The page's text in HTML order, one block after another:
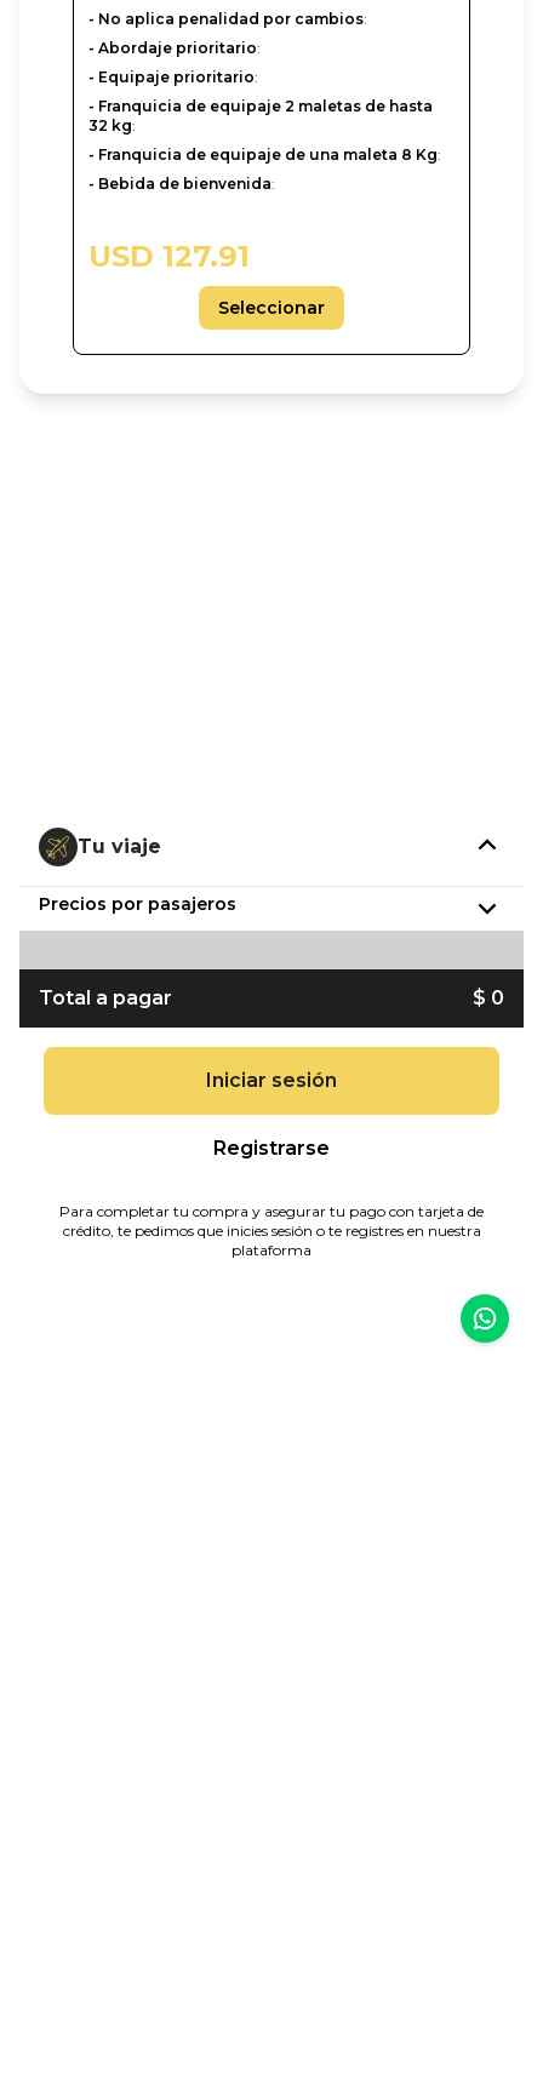
- No aplica penalidad por cambios:
- Abordaje prioritario:
- Equipaje prioritario:
- Franquicia de equipaje 2 maletas de hasta
32 kg:
- Franquicia de equipaje de una maleta 8 Kg:
- Bebida de bienvenida:
USD 127.91
Seleccionar
Tu viaje
Precios por pasajeros
Total a pagar $ 0
Iniciar sesión
Registrarse
Para completar tu compra y asegurar tu pago con tarjeta de
crédito, te pedimos que inicies sesión o te registres en nuestra
plataforma